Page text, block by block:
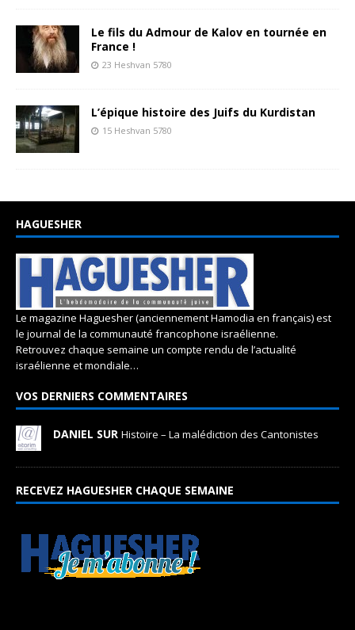
Le fils du Admour de Kalov en tournée en
France !
23 Heshvan 5780
L’épique histoire des Juifs du Kurdistan
15 Heshvan 5780
HAGUESHER
Le magazine Haguesher (anciennement Hamodia en français) est
le journal de la communauté francophone israélienne.
Retrouvez chaque semaine un compte rendu de l’actualité
israélienne et mondiale…
VOS DERNIERS COMMENTAIRES
DANIEL SUR Histoire – La malédiction des Cantonistes
RECEVEZ HAGUESHER CHAQUE SEMAINE